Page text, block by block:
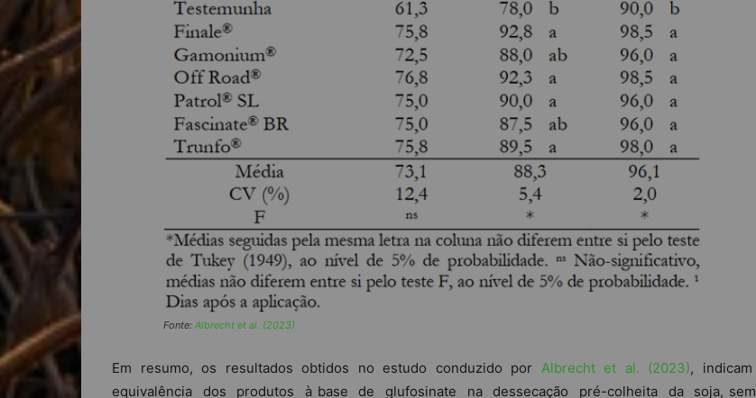
Fonte: Albrecht et al. (2023)
Em resumo, os resultados obtidos no estudo conduzido por Albrecht et al. (2023), indicam
equivalência dos produtos à base de glufosinate na dessecação pré-colheita da soja, sem